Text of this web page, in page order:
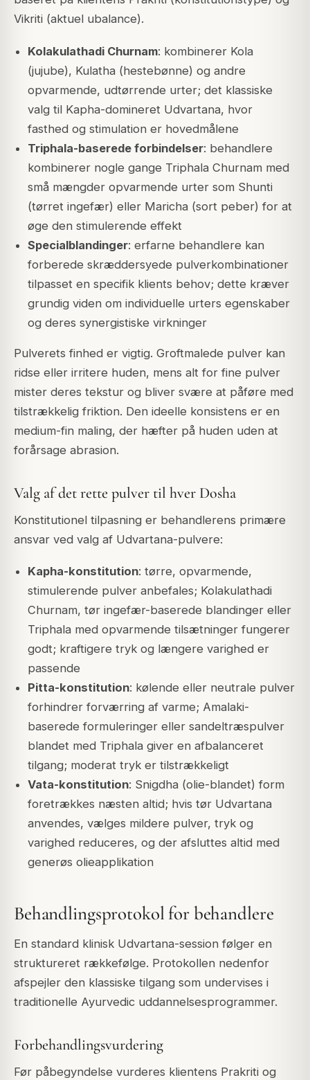
Vikriti (aktuel ubalance).
Kolakulathadi Churnam: kombinerer Kola
(jujube), Kulatha (hestebønne) og andre
opvarmende, udtørrende urter; det klassiske
valg til Kapha-domineret Udvartana, hvor
fasthed og stimulation er hovedmålene
Triphala-baserede forbindelser: behandlere
kombinerer nogle gange Triphala Churnam med
små mængder opvarmende urter som Shunti
(tørret ingefær) eller Maricha (sort peber) for at
øge den stimulerende effekt
Specialblandinger: erfarne behandlere kan
forberede skræddersyede pulverkombinationer
tilpasset en specifik klients behov; dette kræver
grundig viden om individuelle urters egenskaber
og deres synergistiske virkninger
Pulverets finhed er vigtig. Groftmalede pulver kan
ridse eller irritere huden, mens alt for fine pulver
mister deres tekstur og bliver svære at påføre med
tilstrækkelig friktion. Den ideelle konsistens er en
medium-fin maling, der hæfter på huden uden at
forårsage abrasion.
Valg af det rette pulver til hver Dosha
Konstitutionel tilpasning er behandlerens primære
ansvar ved valg af Udvartana-pulvere:
Kapha-konstitution: tørre, opvarmende,
stimulerende pulver anbefales; Kolakulathadi
Churnam, tør ingefær-baserede blandinger eller
Triphala med opvarmende tilsætninger fungerer
godt; kraftigere tryk og længere varighed er
passende
Pitta-konstitution: kølende eller neutrale pulver
forhindrer forværring af varme; Amalaki-
baserede formuleringer eller sandeltræspulver
blandet med Triphala giver en afbalanceret
tilgang; moderat tryk er tilstrækkeligt
Vata-konstitution: Snigdha (olie-blandet) form
foretrækkes næsten altid; hvis tør Udvartana
anvendes, vælges mildere pulver, tryk og
varighed reduceres, og der afsluttes altid med
generøs olieapplikation
Behandlingsprotokol for behandlere
En standard klinisk Udvartana-session følger en
struktureret rækkefølge. Protokollen nedenfor
afspejler den klassiske tilgang som undervises i
traditionelle Ayurvedic uddannelsesprogrammer.
Forbehandlingsvurdering
Før påbegyndelse vurderes klientens Prakriti og